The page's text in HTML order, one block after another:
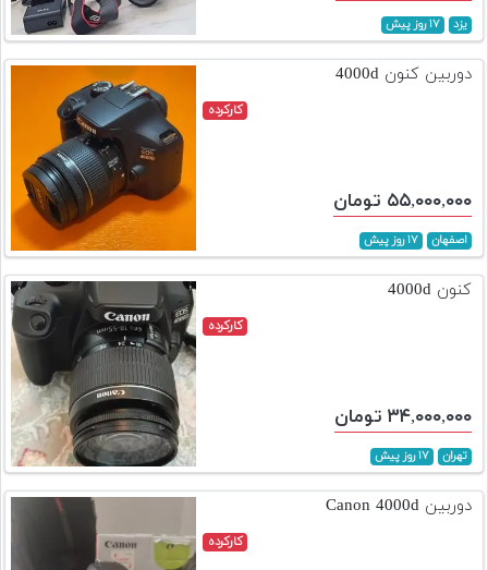
یزد ۱۷ روز پیش
دوربین کنون 4000d
کارکرده
۵۵,۰۰۰,۰۰۰ تومان
اصفهان ۱۷ روز پیش
کنون 4000d
کارکرده
۳۴,۰۰۰,۰۰۰ تومان
تهران ۱۷ روز پیش
دوربین Canon 4000d
کارکرده